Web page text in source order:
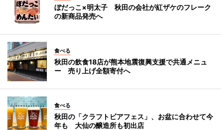
ぼだっこ×明太子 秋田の会社が紅ザケのフレーク
の新商品発売へ
食べる
秋田の飲食18店が熊本地震復興支援で共通メニュ
ー 売り上げ全額寄付へ
食べる
秋田の「クラフトビアフェス」、お盆に合わせて今
年も 大仙の醸造所も初出店